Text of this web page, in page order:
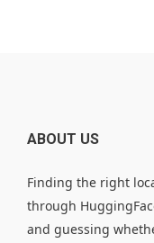
ABOUT US
Finding the right
through
and guessing